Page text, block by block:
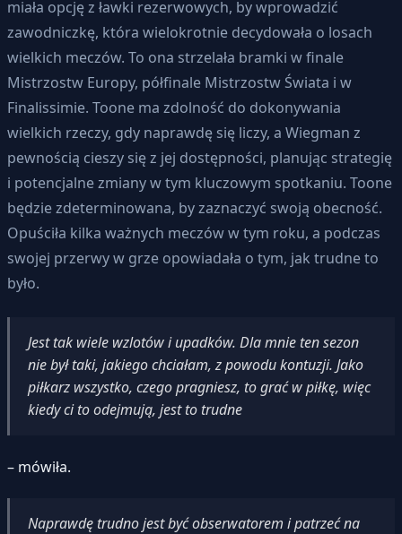
miała opcję z ławki rezerwowych, by wprowadzić
zawodniczkę, która wielokrotnie decydowała o losach
wielkich meczów. To ona strzelała bramki w finale
Mistrzostw Europy, półfinale Mistrzostw Świata i w
Finalissimie. Toone ma zdolność do dokonywania
wielkich rzeczy, gdy naprawdę się liczy, a Wiegman z
pewnością cieszy się z jej dostępności, planując strategię
i potencjalne zmiany w tym kluczowym spotkaniu. Toone
będzie zdeterminowana, by zaznaczyć swoją obecność.
Opuściła kilka ważnych meczów w tym roku, a podczas
swojej przerwy w grze opowiadała o tym, jak trudne to
było.
Jest tak wiele wzlotów i upadków. Dla mnie ten sezon
nie był taki, jakiego chciałam, z powodu kontuzji. Jako
piłkarz wszystko, czego pragniesz, to grać w piłkę, więc
kiedy ci to odejmują, jest to trudne
– mówiła.
Naprawdę trudno jest być obserwatorem i patrzeć na